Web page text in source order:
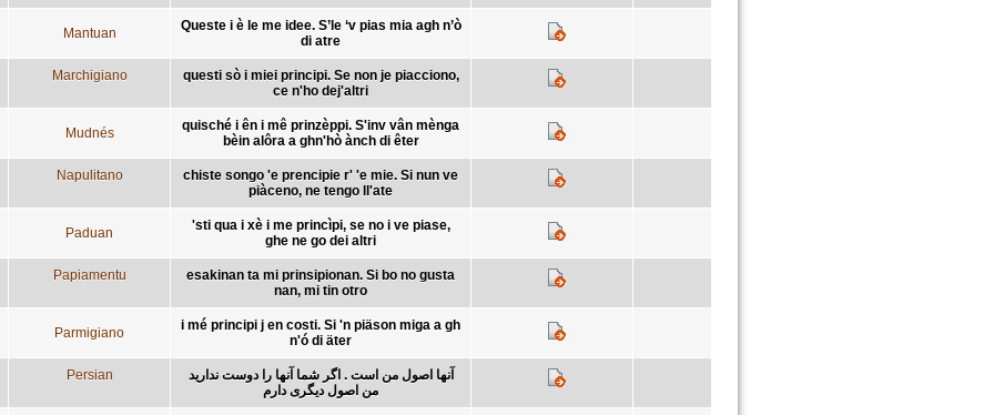
Mantuan
Queste i è le me idee. S’le ‘v pias mia agh n’ò
di atre
Marchigiano
questi sò i miei principi. Se non je piacciono,
ce n'ho dej'altri
Mudnés
quisché i ên i mê prinzèppi. S'inv vân mènga
bèin alôra a ghn'hò ànch di êter
Napulitano
chiste songo 'e prencipie r' 'e mie. Si nun ve
piàceno, ne tengo ll'ate
Paduan
'sti qua i xè i me princìpi, se no i ve piase,
ghe ne go dei altri
Papiamentu
esakinan ta mi prinsipionan. Si bo no gusta
nan, mi tin otro
Parmigiano
i mé principi j en costi. Si 'n piäson miga a gh
n'ó di äter
Persian
آنها اصول من است . اگر شما آنها را دوست ندارید
من اصول دیگری دارم